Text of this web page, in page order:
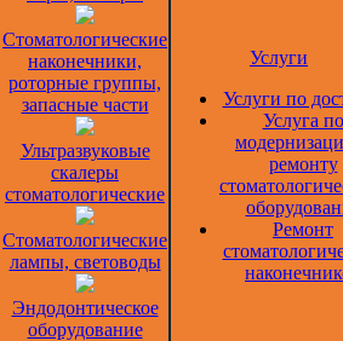
Стоматологические
наконечники,
роторные группы,
запасные части
Ультразвуковые
скалеры
стоматологические
Стоматологические
лампы, световоды
Эндодонтическое
оборудование
Услуги
Услуги по
Услуга по
ремонту
Ремонт